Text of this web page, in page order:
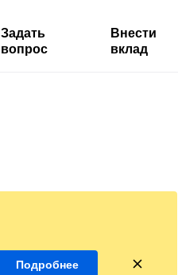
Задать
вопрос
Внести
вклад
Подробнее